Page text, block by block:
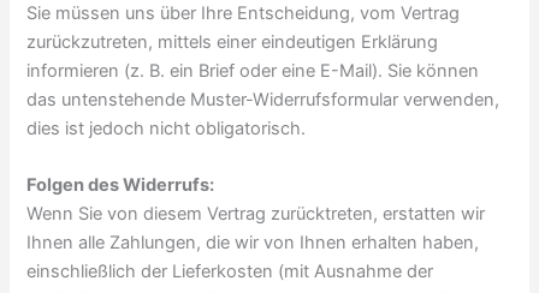
Sie müssen uns über Ihre Entscheidung, vom Vertrag
zurückzutreten, mittels einer eindeutigen Erklärung
informieren (z. B. ein Brief oder eine E-Mail). Sie können
das untenstehende Muster-Widerrufsformular verwenden,
dies ist jedoch nicht obligatorisch.
Folgen des Widerrufs:
Wenn Sie von diesem Vertrag zurücktreten, erstatten wir
Ihnen alle Zahlungen, die wir von Ihnen erhalten haben,
einschließlich der Lieferkosten (mit Ausnahme der